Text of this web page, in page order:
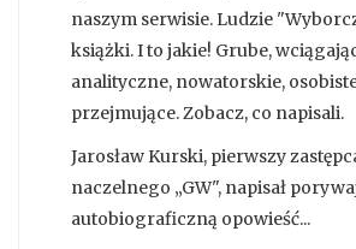
naszym serwisie. Ludzie
książki. I to jakie! Grube,
analityczne, nowatorskie,
przejmujące. Zobacz, co napisali.
Jarosław Kurski, pierwszy
naczelnego „GW", napisał
autobiograficzną opowieść...